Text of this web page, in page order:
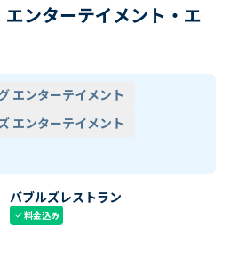
ンターテイメント・エ
エンターテイメント
エンターテイメント
バブルズレストラン
check料金込み